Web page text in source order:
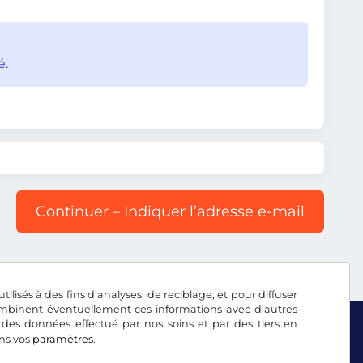
à des fins d’analyses, de reciblage, et pour diffuser
éventuellement ces informations avec d’autres
données effectué par nos soins et par des tiers en
vos paramètres.
Continuer – Indiquer l’adresse e-mail